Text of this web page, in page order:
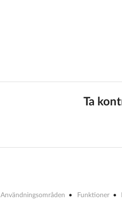
Ta
Användningsområden Funktioner